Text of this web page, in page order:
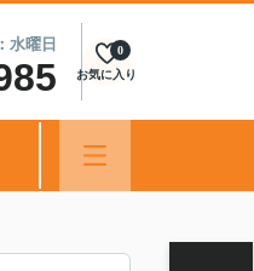
水曜日
お気に入り
0